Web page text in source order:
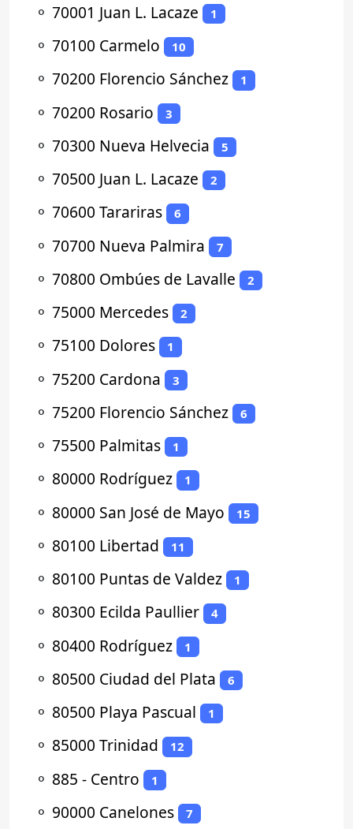
⚬ 70001 Juan L. Lacaze 1
⚬ 70100 Carmelo 10
⚬ 70200 Florencio Sánchez 1
⚬ 70200 Rosario 3
⚬ 70300 Nueva Helvecia 5
⚬ 70500 Juan L. Lacaze 2
⚬ 70600 Tarariras 6
⚬ 70700 Nueva Palmira 7
⚬ 70800 Ombúes de Lavalle 2
⚬ 75000 Mercedes 2
⚬ 75100 Dolores 1
⚬ 75200 Cardona 3
⚬ 75200 Florencio Sánchez 6
⚬ 75500 Palmitas 1
⚬ 80000 Rodríguez 1
⚬ 80000 San José de Mayo 15
⚬ 80100 Libertad 11
⚬ 80100 Puntas de Valdez 1
⚬ 80300 Ecilda Paullier 4
⚬ 80400 Rodríguez 1
⚬ 80500 Ciudad del Plata 6
⚬ 80500 Playa Pascual 1
⚬ 85000 Trinidad 12
⚬ 885 - Centro 1
⚬ 90000 Canelones 7